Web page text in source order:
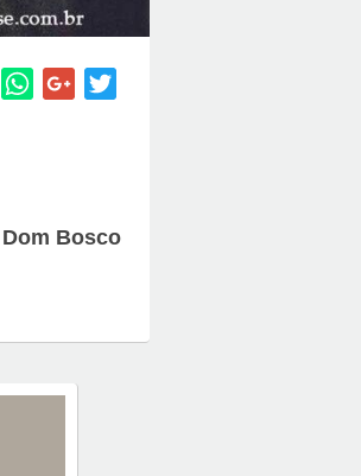
Dom Bosco